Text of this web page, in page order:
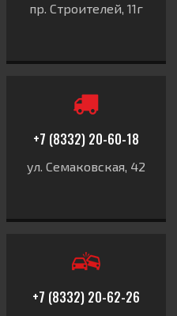
пр. Строителей, 11г
+7 (8332) 20-60-18
ул. Семаковская, 42
+7 (8332) 20-62-26